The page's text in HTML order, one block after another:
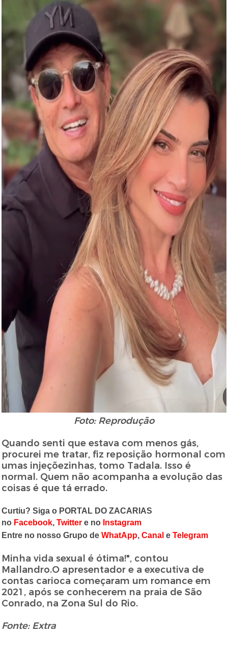
Foto: Reprodução
Quando senti que estava com menos gás,
procurei me tratar, fiz reposição hormonal com
umas injeçõezinhas, tomo Tadala. Isso é
normal. Quem não acompanha a evolução das
coisas é que tá errado.
Curtiu? Siga o PORTAL DO ZACARIAS
no Facebook,Twitter e no Instagram
Entre no nosso Grupo deWhatApp,Canal eTelegram
Minha vida sexual é ótima!", contou
Mallandro.O apresentador e a executiva de
contas carioca começaram um romance em
2021, após se conhecerem na praia de São
Conrado, na Zona Sul do Rio.
Fonte: Extra